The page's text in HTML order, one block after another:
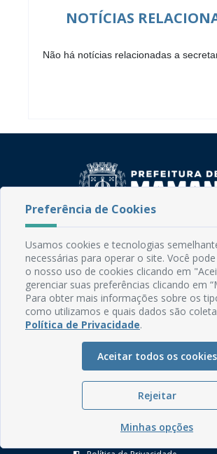
NOTÍCIAS
Não há notícias relacionadas a
CEP: 58.280-000 - Mamanguape/PB
Fone: (83) 3292-2246
Email:
Expediente: Segunda à Sexta, das 08h às
Mapa do Site
Manual de Navegação
Glossário
Ouvidoria
Serviços Internos
Preferência de Cookies
Usamos cookies e tecnologias
necessárias para operar o site. Você
o nosso uso de cookies clicando em
gerenciar suas preferências clicando em
Para obter mais informações sobre os
como utilizamos e quais dados são
Política de Privacidade.
Aceitar todos os cookies
Rejeitar
Minhas opções